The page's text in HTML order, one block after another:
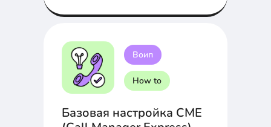
Воип
How to
Базовая настройка CME